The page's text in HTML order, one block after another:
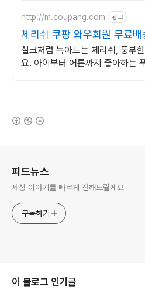
http://m.coupang.com 광고
체리쉬 쿠팡 와우회원 무료배
실크처럼 녹아드는 체리쉬, 풍부
요. 아이부터 어른까지 좋아하는
피드뉴스
세상 이야기를 빠르게 전해드릴게요
구독하기
이 블로그 인기글